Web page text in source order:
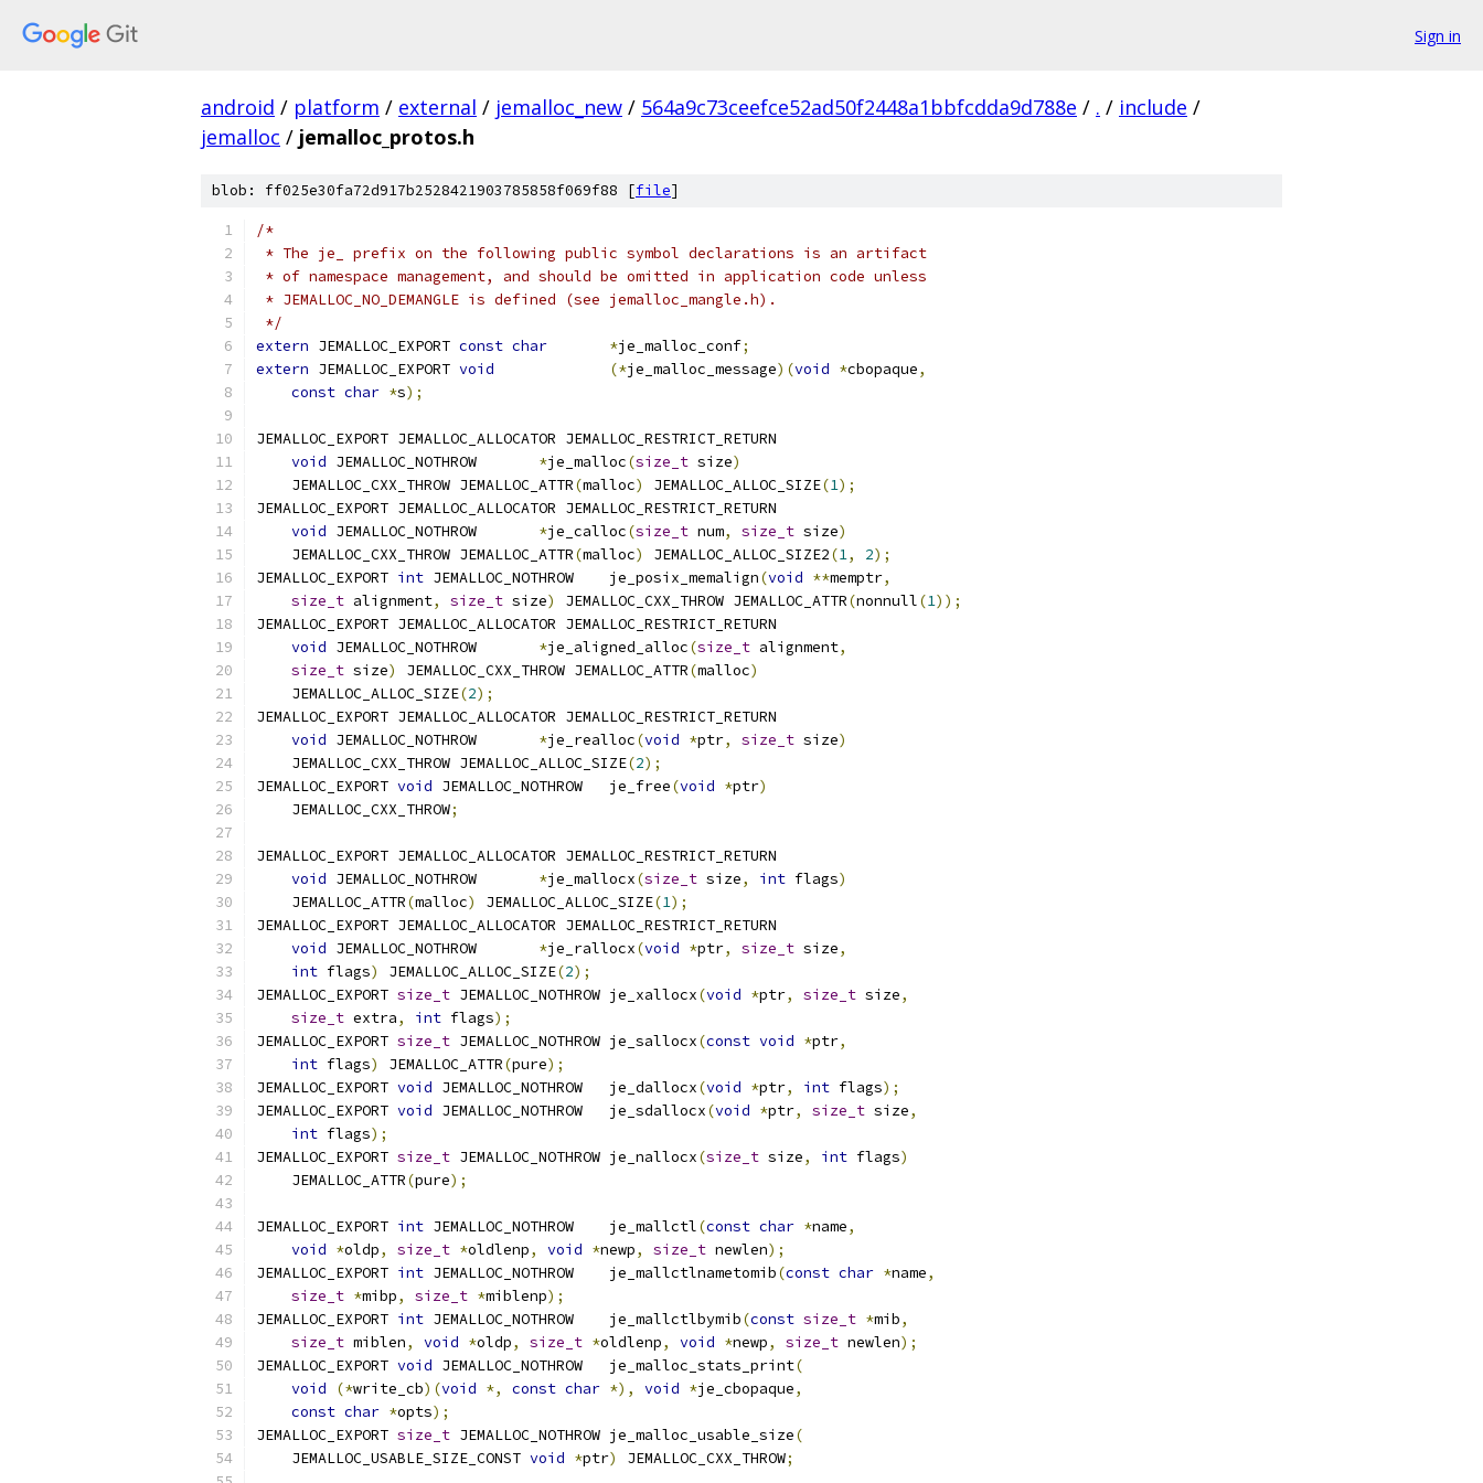
Sign in
android / platform / external / jemalloc_new / 564a9c73ceefce52ad50f2448a1bbfcdda9d788e / . / include /
jemalloc / jemalloc_protos.h
blob: ff025e30fa72d917b2528421903785858f069f88 [file]
/*
* The je_ prefix on the following public symbol declarations is an artifact
* of namespace management, and should be omitted in application code unless
* JEMALLOC_NO_DEMANGLE is defined (see jemalloc_mangle.h).
*/
extern JEMALLOC_EXPORT const char *je_malloc_conf;
extern JEMALLOC_EXPORT void (*je_malloc_message)(void *cbopaque,
const char *s);
JEMALLOC_EXPORT JEMALLOC_ALLOCATOR JEMALLOC_RESTRICT_RETURN
void
*je_malloc(size_t size)
    JEMALLOC_CXX_THROW JEMALLOC_ATTR
(malloc) JEMALLOC_ALLOC_SIZE(1);
JEMALLOC_EXPORT JEMALLOC_ALLOCATOR JEMALLOC_RESTRICT_RETURN
void
*je_calloc(size_t num, size_t size)
    JEMALLOC_CXX_THROW JEMALLOC_ATTR
(malloc) JEMALLOC_ALLOC_SIZE2(1, 2);
JEMALLOC_EXPORT int JEMALLOC_NOTHROW	je_posix_memalign(void **memptr,
size_t alignment, size_t size) JEMALLOC_CXX_THROW JEMALLOC_ATTR(nonnull(1));
JEMALLOC_EXPORT JEMALLOC_ALLOCATOR JEMALLOC_RESTRICT_RETURN
void
*je_aligned_alloc(size_t alignment,
size_t size) JEMALLOC_CXX_THROW JEMALLOC_ATTR(malloc)
    JEMALLOC_ALLOC_SIZE
(2);
JEMALLOC_EXPORT JEMALLOC_ALLOCATOR JEMALLOC_RESTRICT_RETURN
void
*je_realloc(void *ptr, size_t size)
    JEMALLOC_CXX_THROW JEMALLOC_ALLOC_SIZE
(2);
JEMALLOC_EXPORT void JEMALLOC_NOTHROW	je_free(void *ptr)
    JEMALLOC_CXX_THROW
;
JEMALLOC_EXPORT JEMALLOC_ALLOCATOR JEMALLOC_RESTRICT_RETURN
void
*je_mallocx(size_t size, int flags)
    JEMALLOC_ATTR
(malloc) JEMALLOC_ALLOC_SIZE(1);
JEMALLOC_EXPORT JEMALLOC_ALLOCATOR JEMALLOC_RESTRICT_RETURN
void
*je_rallocx(void *ptr, size_t size,
int flags) JEMALLOC_ALLOC_SIZE(2);
JEMALLOC_EXPORT size_t JEMALLOC_NOTHROW	je_xallocx(void *ptr, size_t size,
size_t extra, int flags);
JEMALLOC_EXPORT size_t JEMALLOC_NOTHROW	je_sallocx(const void *ptr,
int flags) JEMALLOC_ATTR(pure);
JEMALLOC_EXPORT void JEMALLOC_NOTHROW	je_dallocx(void *ptr, int flags);
JEMALLOC_EXPORT void JEMALLOC_NOTHROW	je_sdallocx(void *ptr, size_t size,
int flags);
JEMALLOC_EXPORT size_t JEMALLOC_NOTHROW	je_nallocx(size_t size, int flags)
    JEMALLOC_ATTR
(pure);
JEMALLOC_EXPORT int JEMALLOC_NOTHROW	je_mallctl(const char *name,
void *oldp, size_t *oldlenp, void *newp, size_t newlen);
JEMALLOC_EXPORT int JEMALLOC_NOTHROW	je_mallctlnametomib(const char *name,
size_t *mibp, size_t *miblenp);
JEMALLOC_EXPORT int JEMALLOC_NOTHROW	je_mallctlbymib(const size_t *mib,
size_t miblen, void *oldp, size_t *oldlenp, void *newp, size_t newlen);
JEMALLOC_EXPORT void JEMALLOC_NOTHROW	je_malloc_stats_print(
void
(*write_cb)(void *, const char *), void *je_cbopaque,
const char *opts);
JEMALLOC_EXPORT size_t JEMALLOC_NOTHROW	je_malloc_usable_size(
    JEMALLOC_USABLE_SIZE_CONST
void *ptr) JEMALLOC_CXX_THROW;